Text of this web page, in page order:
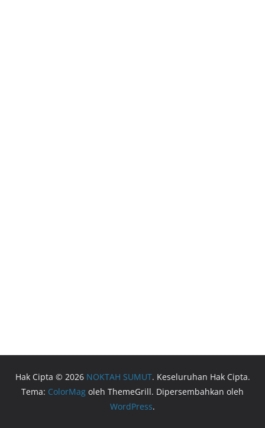
Hak Cipta © 2026 NOKTAH SUMUT. Keseluruhan Hak Cipta.
Tema: ColorMag oleh ThemeGrill. Dipersembahkan oleh
WordPress.